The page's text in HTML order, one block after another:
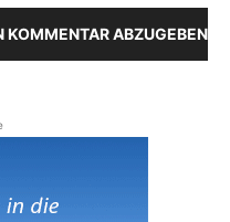
KOMMENTAR ABZUGEBEN